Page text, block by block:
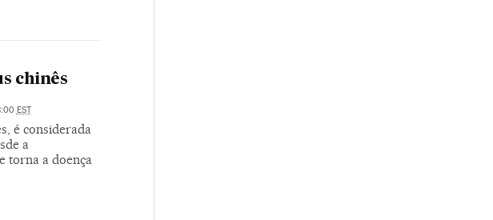
chinês
EST
é considerada
a
torna a doença